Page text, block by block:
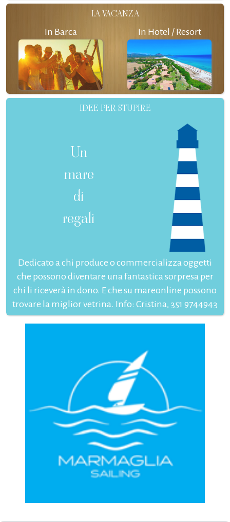
LA VACANZA
In Barca In Hotel / Resort
IDEE PER STUPIRE
Un
mare
di
regali
Dedicato a chi produce o commercializza oggetti
che possono diventare una fantastica sorpresa per
chi li riceverà in dono. E che su mareonline possono
trovare la miglior vetrina. Info: Cristina, 351 9744943